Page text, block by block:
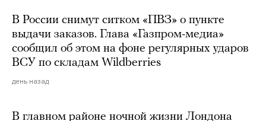
В России снимут ситком «ПВЗ» о пункте
выдачи заказов. Глава «Газпром-медиа»
сообщил об этом на фоне регулярных ударов
ВСУ по складам Wildberries
день назад
В главном районе ночной жизни Лондона